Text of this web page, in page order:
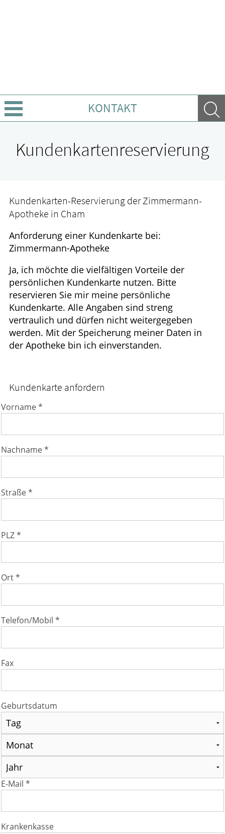
KONTAKT
Krankheiten & Therapie
GESUND IM ALTER
WELLNESS
Kundenkartenreservierung
Kundenkarten-Reservierung der Zimmermann-
Apotheke in Cham
Anforderung einer Kundenkarte bei:
Zimmermann-Apotheke
Ja, ich möchte die vielfältigen Vorteile der
persönlichen Kundenkarte nutzen. Bitte
reservieren Sie mir meine persönliche
Kundenkarte. Alle Angaben sind streng
vertraulich und dürfen nicht weitergegeben
werden. Mit der Speicherung meiner Daten in
der Apotheke bin ich einverstanden.
Kundenkarte anfordern
Vorname *
Nachname *
Straße *
PLZ *
Ort *
Telefon/Mobil *
Fax
Geburtsdatum
E-Mail *
Krankenkasse